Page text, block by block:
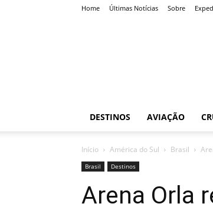
Home Últimas Notícias Sobre
DESTINOS AVIAÇÃO
Início América do Sul Brasil
Brasil Destinos
Arena Orla